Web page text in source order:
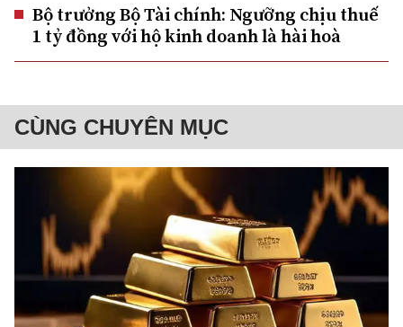
Bộ trưởng Bộ Tài chính: Ngưỡng chịu thuế
1 tỷ đồng với hộ kinh doanh là hài hoà
CÙNG CHUYÊN MỤC